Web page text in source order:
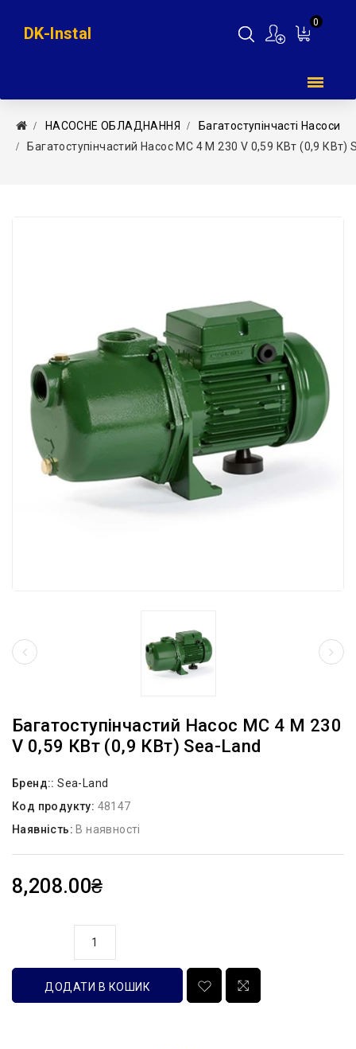
0
DK-Instal
НAСОСНЕ ОБЛАДНАННЯ
Багатоступінчасті Насоси
Багатоступінчастий Насос MC 4 M 230 V 0,59 КВт (0,9 КВт)
Багатоступінчастий Насос MC 4 M 230
V 0,59 КВт (0,9 КВт) Sea-Land
Бренд::Sea-Land
Код продукту: 48147
Наявність: В наявності
8,208.00₴
ДОДАТИ В КОШИК